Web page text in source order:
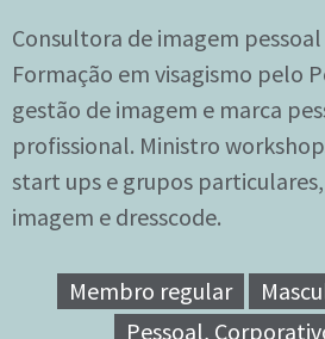
Consultora de imagem
Formação em visagismo pelo
gestão de imagem e marca
profissional. Ministro
start ups e grupos
imagem e dresscode.
Membro regular
Pessoal,